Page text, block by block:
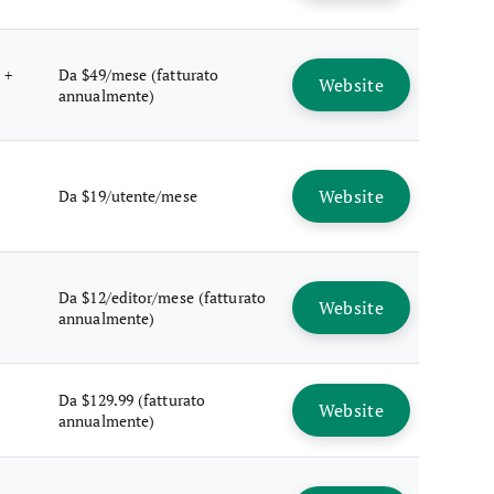
Da $49/mese (fatturato
annualmente)
Website
Da $19/utente/mese Website
Da $12/editor/mese (fatturato
annualmente)
Website
Da $129.99 (fatturato
annualmente)
Website